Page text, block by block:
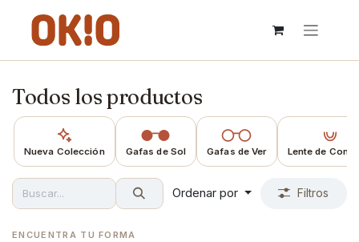
Todos los productos
Nueva Colección Gafas de Sol Gafas de Ver Lente de
Ordenar por Filtros
ENCUENTRA TU FORMA